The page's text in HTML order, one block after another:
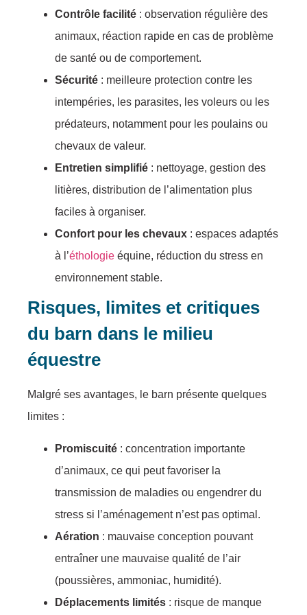
Contrôle facilité : observation régulière des
animaux, réaction rapide en cas de problème
de santé ou de comportement.
Sécurité : meilleure protection contre les
intempéries, les parasites, les voleurs ou les
prédateurs, notamment pour les poulains ou
chevaux de valeur.
Entretien simplifié : nettoyage, gestion des
litières, distribution de l’alimentation plus
faciles à organiser.
Confort pour les chevaux : espaces adaptés
à l’éthologie équine, réduction du stress en
environnement stable.
Risques, limites et critiques
du barn dans le milieu
équestre
Malgré ses avantages, le barn présente quelques
limites :
Promiscuité : concentration importante
d’animaux, ce qui peut favoriser la
transmission de maladies ou engendrer du
stress si l’aménagement n’est pas optimal.
Aération : mauvaise conception pouvant
entraîner une mauvaise qualité de l’air
(poussières, ammoniac, humidité).
Déplacements limités : risque de manque